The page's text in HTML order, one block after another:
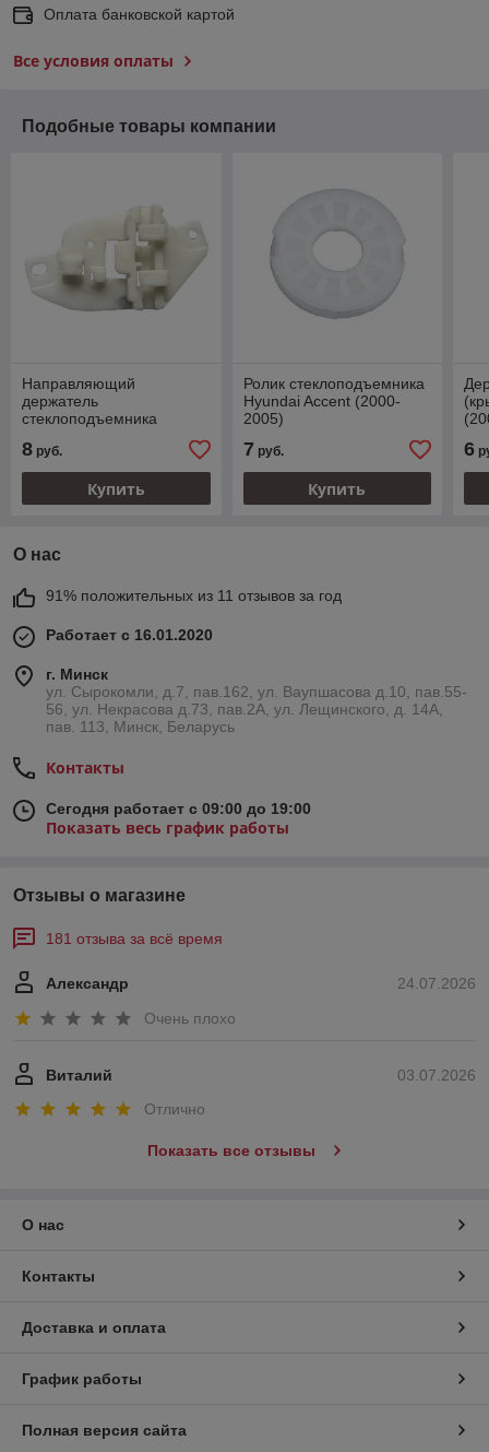
Оплата банковской картой
Все условия оплаты
Подобные товары компании
Направляющий
держатель
стеклоподъемника
2005)
8 руб.
Купить
Ролик стеклоподъемника
Hyundai Accent (2000-
2005)
7 руб.
Купить
6
О нас
91% положительных из 11 отзывов за год
Работает с 16.01.2020
г. Минск
ул. Сырокомли, д.7, пав.162, ул. Ваупшасова д.10, пав.55-
56, ул. Некрасова д.73, пав.2А, ул. Лещинского, д. 14А,
пав. 113, Минск, Беларусь
Контакты
Сегодня работает с 09:00 до 19:00
Показать весь график работы
Отзывы о магазине
181 отзыва за всё время
24.07.2026
Александр
Очень плохо
03.07.2026
Виталий
Отлично
Показать все отзывы
О нас
Контакты
Доставка и оплата
График работы
Полная версия сайта